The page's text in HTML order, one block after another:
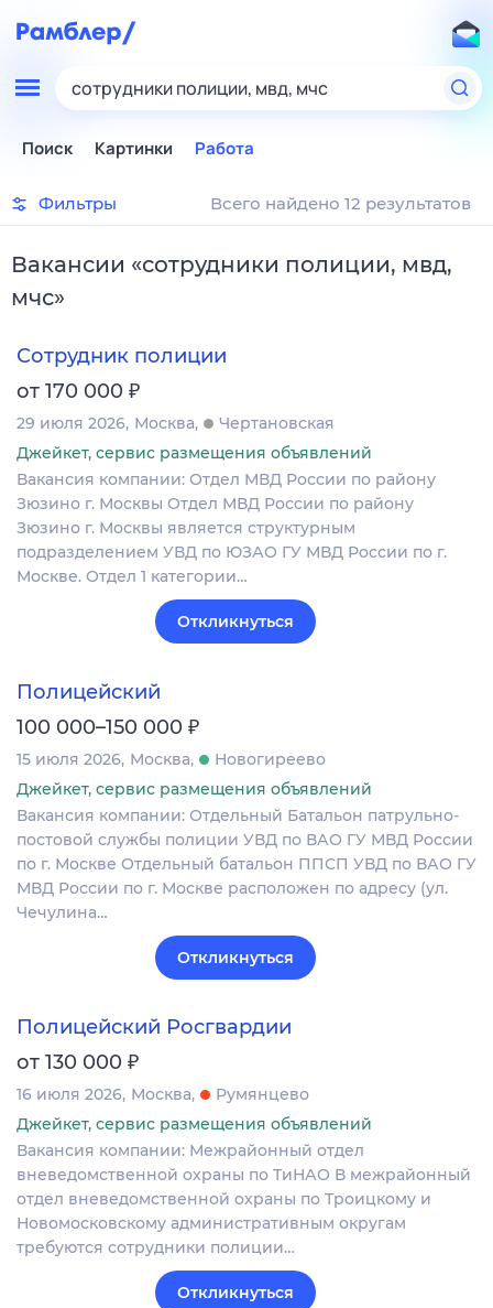
сотрудники полиции, мвд, мчс
Поиск Картинки Работа
Фильтры Всего найдено 12 результатов
Вакансии «сотрудники полиции, мвд,
мчс»
Сотрудник полиции
от 170 000 ₽
29 июля 2026 Москва
Чертановская
Джейкет, сервис размещения объявлений
Вакансия компании: Отдел МВД России по району
Зюзино г. Москвы Отдел МВД России по району
Зюзино г. Москвы является структурным
подразделением УВД по ЮЗАО ГУ МВД России по г.
Москве. Отдел 1 категории…
Откликнуться
Полицейский
100 000–150 000 ₽
15 июля 2026 Москва
Новогиреево
Джейкет, сервис размещения объявлений
Вакансия компании: Отдельный Батальон патрульно-
постовой службы полиции УВД по ВАО ГУ МВД России
по г. Москве Отдельный батальон ППСП УВД по ВАО ГУ
МВД России по г. Москве расположен по адресу (ул.
Чечулина…
Откликнуться
Полицейский Росгвардии
от 130 000 ₽
16 июля 2026 Москва
Румянцево
Джейкет, сервис размещения объявлений
Вакансия компании: Межрайонный отдел
вневедомственной охраны по ТиНАО В межрайонный
отдел вневедомственной охраны по Троицкому и
Новомосковскому административным округам
требуются сотрудники полиции…
Откликнуться